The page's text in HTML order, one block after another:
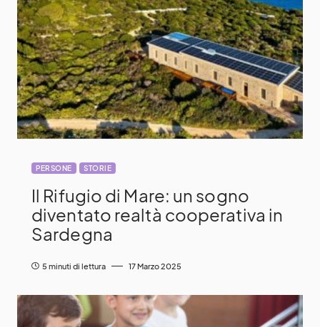
PERSONE STORIE
Il Rifugio di Mare: un sogno
diventato realtà cooperativa in
Sardegna
5 minuti di lettura 17 Marzo 2025